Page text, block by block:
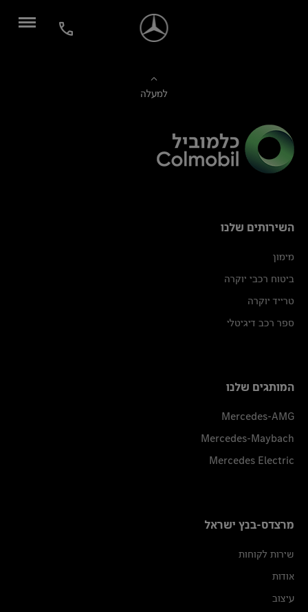
למעלה
השירותים שלנו
מימון
ביטוח רכבי יוקרה
טרייד יוקרה
ספר רכב דיגיטלי
המותגים שלנו
Mercedes-AMG
Mercedes-Maybach
Mercedes Electric
מרצדס-בנץ ישראל
שירות לקוחות
אודות
עיצוב